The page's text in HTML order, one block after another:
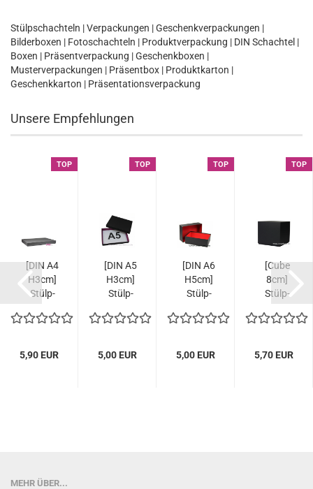
Stülpschachteln | Verpackungen | Geschenkverpackungen |
Bilderboxen | Fotoschachteln | Produktverpackung | DIN Schachtel |
Boxen | Präsentverpackung | Geschenkboxen |
Musterverpackungen | Präsentbox | Produktkarton |
Geschenkkarton | Präsentationsverpackung
Unsere Empfehlungen
TOP
[DIN A4
H3cm]
Stülp-
5,90 EUR
TOP
[DIN A5
H3cm]
Stülp-
5,00 EUR
TOP
[DIN A6
H5cm]
Stülp-
5,00 EUR
TOP
[Cube
8cm]
Stülp-
5,70 EUR
MEHR ÜBER...